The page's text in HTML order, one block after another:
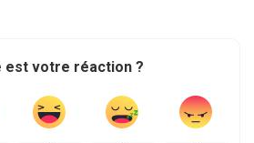
est votre réaction ?